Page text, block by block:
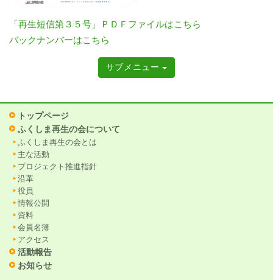
「再生短信第３５号」ＰＤＦファイルはこちら
バックナンバーはこちら
サブメニュー
トップページ
ふくしま再生の会について
ふくしま再生の会とは
主な活動
プロジェクト推進指針
沿革
役員
情報公開
資料
会員名簿
アクセス
活動報告
お知らせ